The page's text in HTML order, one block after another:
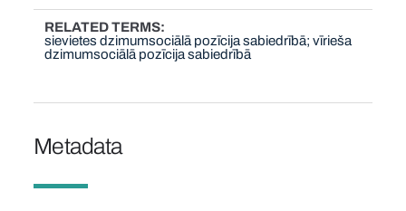
RELATED TERMS
sievietes dzimumsociālā pozīcija sabiedrībā; vīrieša
dzimumsociālā pozīcija sabiedrībā
Metadata